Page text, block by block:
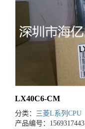
LX40C6-CM
分类： 三菱L系列CPU
产品编号：1569317443